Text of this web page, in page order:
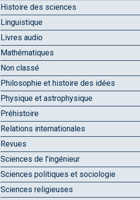
Histoire des sciences
Linguistique
Livres audio
Mathématiques
Non classé
Philosophie et histoire des idées
Physique et astrophysique
Préhistoire
Relations internationales
Revues
Sciences de l'ingénieur
Sciences politiques et sociologie
Sciences religieuses